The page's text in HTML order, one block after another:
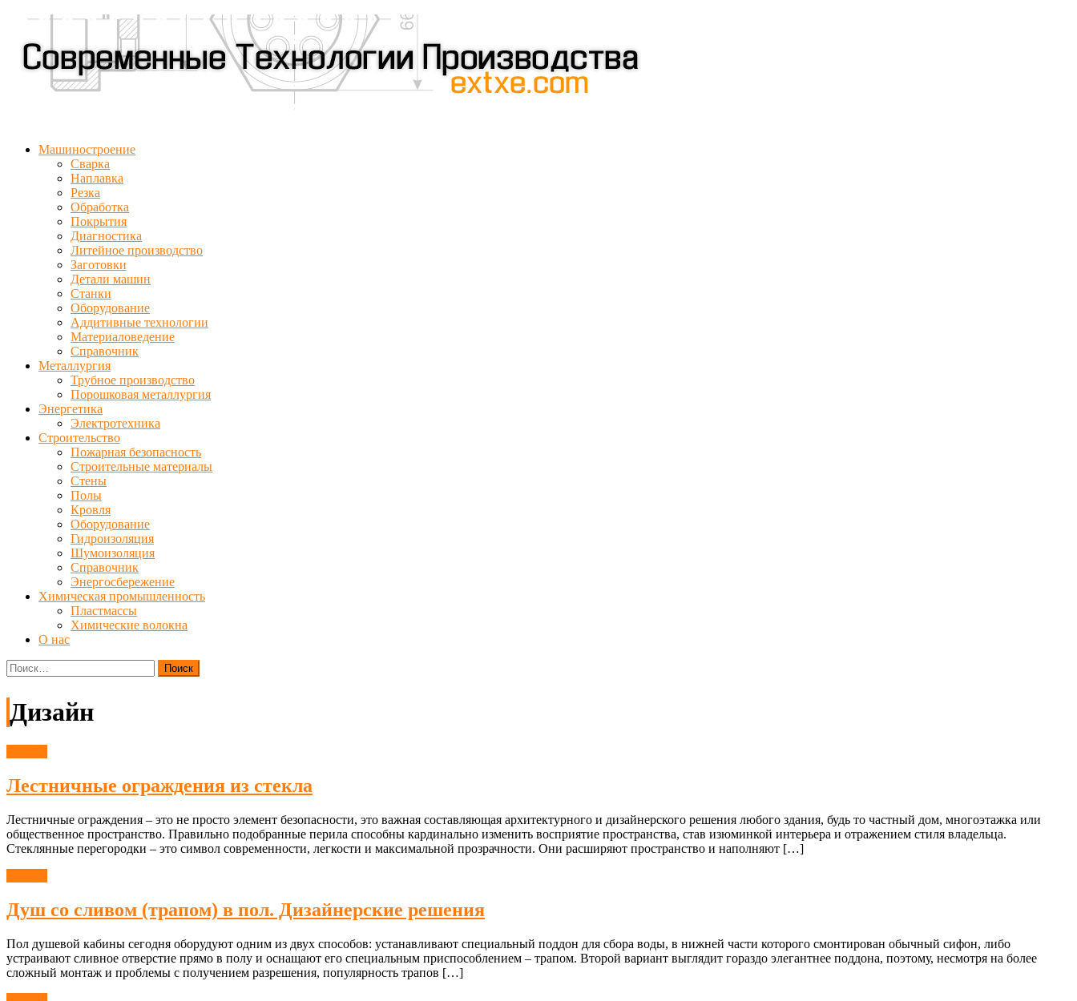
Машиностроение
Сварка
Наплавка
Резка
Обработка
Покрытия
Диагностика
Литейное производство
Заготовки
Детали машин
Станки
Оборудование
Аддитивные технологии
Материаловедение
Справочник
Металлургия
Трубное производство
Порошковая металлургия
Энергетика
Электротехника
Строительство
Пожарная безопасность
Строительные материалы
Стены
Полы
Кровля
Оборудование
Гидроизоляция
Шумоизоляция
Справочник
Энергосбережение
Химическая промышленность
Пластмассы
Химические волокна
О нас
Найти:
Дизайн
Лестничные ограждения из стекла
Лестничные ограждения – это не просто элемент безопасности, это важная составляющая архитектурного и дизайнерского решения любого здания, будь то частный дом, многоэтажка или
общественное пространство. Правильно подобранные перила способны кардинально изменить восприятие пространства, став изюминкой интерьера и отражением стиля владельца.
Стеклянные перегородки – это символ современности, легкости и максимальной прозрачности. Они расширяют пространство и наполняют […]
Душ со сливом (трапом) в пол. Дизайнерские решения
Пол душевой кабины сегодня оборудуют одним из двух способов: устанавливают специальный поддон для сбора воды, в нижней части которого смонтирован обычный сифон, либо
устраивают сливное отверстие прямо в полу и оснащают его специальным приспособлением – трапом. Второй вариант выглядит гораздо элегантнее поддона, поэтому, несмотря на более
сложный монтаж и проблемы с получением разрешения, популярность трапов […]